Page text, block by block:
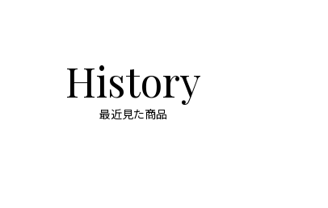
History
最近見た商品